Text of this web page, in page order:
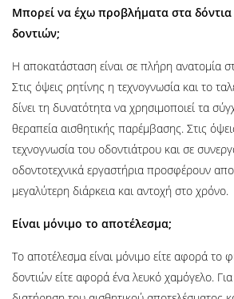
Μπορεί να έχω προβλήματα στα
δοντιών;
Η αποκατάσταση είναι σε πλήρη ανατομία
Στις όψεις ρητίνης η τεχνογνωσία και το
δίνει τη δυνατότητα να χρησιμοποιεί τα
θεραπεία αισθητικής παρέμβασης. Στις
τεχνογνωσία του οδοντιάτρου και σε
οδοντοτεχνικά εργαστήρια προσφέρουν
μεγαλύτερη διάρκεια και αντοχή στο χρόνο.
Είναι μόνιμο το αποτέλεσμα;
Το αποτέλεσμα είναι μόνιμο είτε αφορά το
δοντιών είτε αφορά ένα λευκό χαμόγελο.